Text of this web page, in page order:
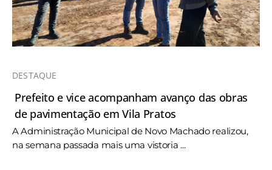
DESTAQUE
Prefeito e vice acompanham avanço das obras
de pavimentação em Vila Pratos
A Administração Municipal de Novo Machado realizou,
na semana passada mais uma vistoria ...